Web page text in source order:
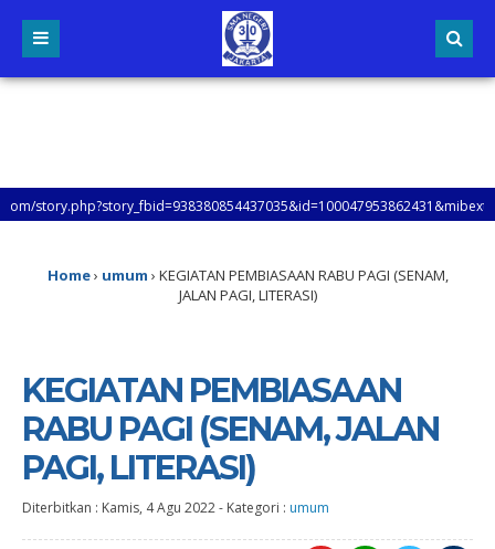
SMAN 30 JAKARTA, UNTUK MENGETAHUI LEBIH LANJUT TENTANG
Home› umum › KEGIATAN PEMBIASAAN RABU PAGI (SENAM,
JALAN PAGI, LITERASI)
KEGIATAN PEMBIASAAN
RABU PAGI (SENAM, JALAN
PAGI, LITERASI)
Diterbitkan : Kamis, 4 Agu 2022- Kategori : umum